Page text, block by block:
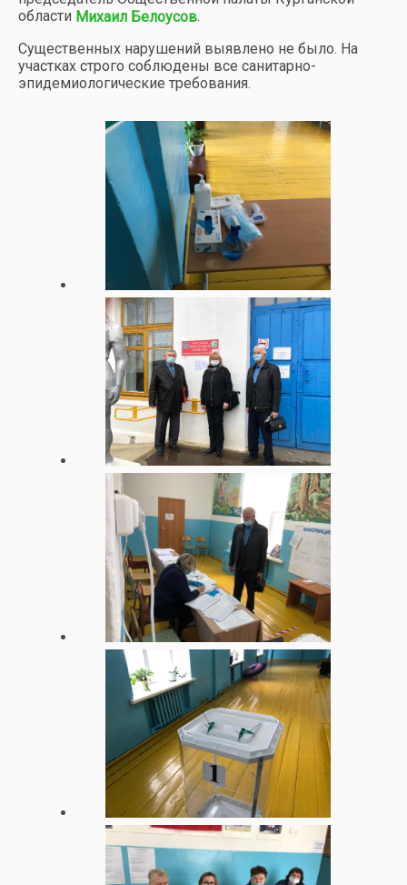
области Михаил Белоусов.
Существенных нарушений выявлено не было. На
участках строго соблюдены все санитарно-
эпидемиологические требования.